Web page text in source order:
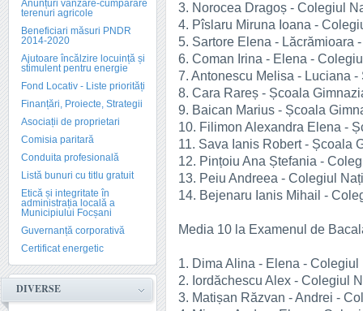
Anunțuri vânzare-cumpărare
terenuri agricole
Beneficiari măsuri PNDR
2014-2020
Ajutoare încălzire locuință și
stimulent pentru energie
Fond Locativ - Liste priorități
Finanțări, Proiecte, Strategii
Asociații de proprietari
Comisia paritară
Conduita profesională
Listă bunuri cu titlu gratuit
Etică și integritate în
administrația locală a
Municipiului Focșani
Guvernanță corporativă
Certificat energetic
DIVERSE
3. Norocea Dragoș - Colegiul
4. Pîslaru Miruna Ioana -
5. Sartore Elena - Lăcrămioara
6. Coman Irina - Elena -
7. Antonescu Melisa - Luciana
8. Cara Rareș - Școala
9. Baican Marius - Școala
10. Filimon Alexandra Elena -
11. Sava Ianis Robert - Școala
12. Pințoiu Ana Ștefania -
13. Peiu Andreea - Colegiul
14. Bejenaru Ianis Mihail -
Media 10 la Examenul de
1. Dima Alina - Elena -
2. Iordăchescu Alex - Colegiul
3. Matișan Răzvan - Andrei -